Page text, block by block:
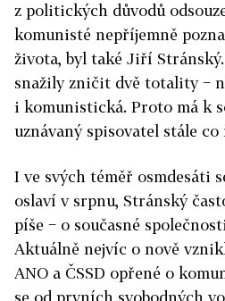
z politických důvodů
komunisté nepříjemně
života, byl také Jiří
snažily zničit dvě totality −
i komunistická. Proto má k
uznávaný spisovatel stále
I ve svých téměř osmdesáti
oslaví v srpnu, Stránský
píše − o současné
Aktuálně nejvíc o nově
ANO a ČSSD opřené o
se od prvních svobodných